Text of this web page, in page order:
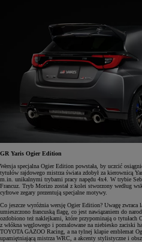
GR Yaris Ogier Edition
Wersja specjalna Ogier Edition powstała, by uczcić
tytułów rajdowego mistrza świata zdobył za kierownicą
m.in. unikalnymi trybami pracy napędu 4x4. W trybie
Francuz. Tryb Morizo został z kolei stworzony według
cyfrowe zegary prezentują specjalne motywy.
Co jeszcze wyróżnia wersję Ogier Edition? Uwagę
umieszczono francuską flagę, co jest nawiązaniem do
ozdobiono też naklejkami, które przypominają o
z włókna węglowego i pomalowane na niebiesko zaciski
TOYOTA GAZOO Racing, a na tylnej klapie emblemat
upamiętniającą mistrza WRC, a akcenty stylistyczne i